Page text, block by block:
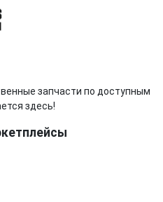
запчасти по доступным
здесь!